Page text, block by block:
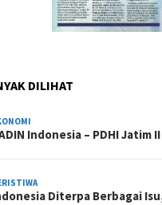
DILIHAT
Indonesia – PDHI Jatim
Diterpa Berbagai